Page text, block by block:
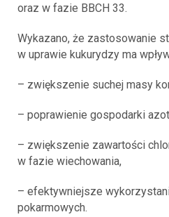
oraz w fazie BBCH 33.
Wykazano, że zastosowanie
w uprawie kukurydzy ma
– zwiększenie suchej masy
– poprawienie gospodarki
– zwiększenie zawartości
w fazie wiechowania,
– efektywniejsze
pokarmowych.